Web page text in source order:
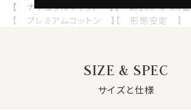
【 ナチュラルフィット 】【 綿100%・80
【 プレミアムコットン 】【 形態安定 】
●プレミアムコットン＝ペルヴィアンピマとは
ペルヴィアンピマは、繊維長が38mm～
SIZE & SPEC
サイズと仕様